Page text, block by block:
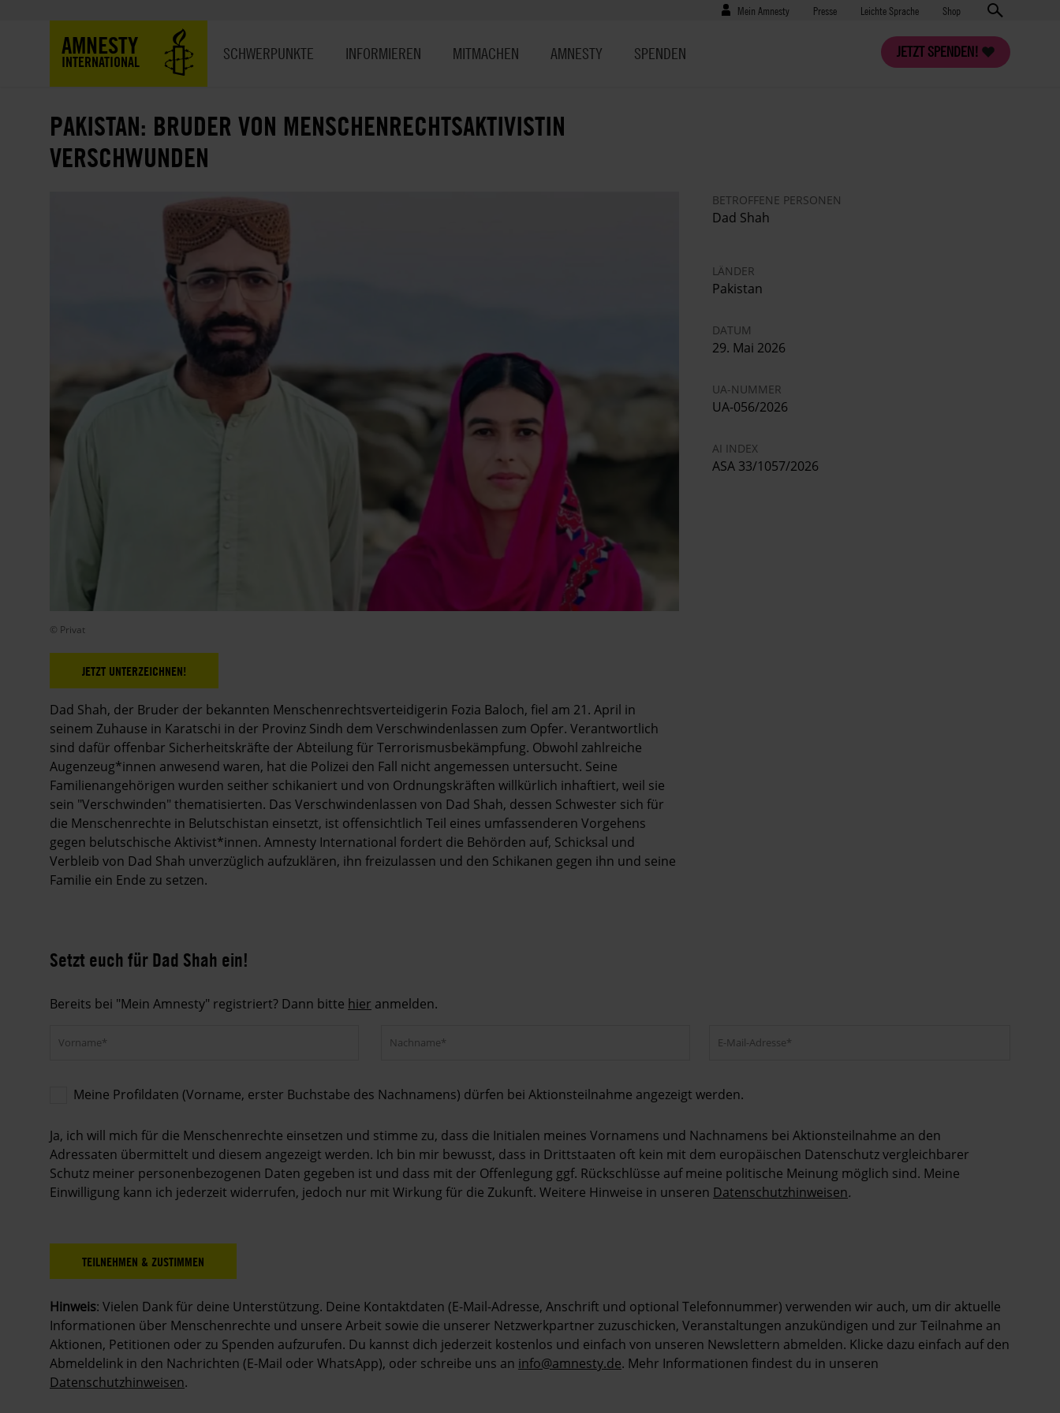
Benutzermenü
Mein Amnesty Presse
Presse Leichte Sprache Shop
AMNESTY
INTERNATIONAL
JETZT SPENDEN!
SCHWERPUNKTE INFORMIEREN MITMACHEN AMNESTY SPENDEN
PAKISTAN: BRUDER VON MENSCHENRECHTSAKTIVISTIN
VERSCHWUNDEN
© Privat
JETZT UNTERZEICHNEN!
Dad Shah, der Bruder der bekannten Menschenrechtsverteidigerin Fozia Baloch, fiel am 21. April in
seinem Zuhause in Karatschi in der Provinz Sindh dem Verschwindenlassen zum Opfer. Verantwortlich
sind dafür offenbar Sicherheitskräfte der Abteilung für Terrorismusbekämpfung. Obwohl zahlreiche
Augenzeug*innen anwesend waren, hat die Polizei den Fall nicht angemessen untersucht. Seine
Familienangehörigen wurden seither schikaniert und von Ordnungskräften willkürlich inhaftiert, weil sie
sein "Verschwinden" thematisierten. Das Verschwindenlassen von Dad Shah, dessen Schwester sich für
die Menschenrechte in Belutschistan einsetzt, ist offensichtlich Teil eines umfassenderen Vorgehens
gegen belutschische Aktivist*innen. Amnesty International fordert die Behörden auf, Schicksal und
Verbleib von Dad Shah unverzüglich aufzuklären, ihn freizulassen und den Schikanen gegen ihn und seine
Familie ein Ende zu setzen.
BETROFFENE PERSONEN
Dad Shah
LÄNDER
Pakistan
DATUM
29. Mai 2026
UA-NUMMER
UA-056/2026
AI INDEX
ASA 33/1057/2026
Setzt euch für Dad Shah ein!
Bereits bei "Mein Amnesty" registriert? Dann bitte hier anmelden.
Meine Profildaten (Vorname, erster Buchstabe des Nachnamens) dürfen bei Aktionsteilnahme angezeigt werden.
Profildaten
(Vorname,
erster
Buchstabe
des
bei
Aktionsteilnahme
Ja, ich will mich für die Menschenrechte einsetzen und stimme zu, dass die Initialen meines Vornamens und Nachnamens bei Aktionsteilnahme an den
Adressaten übermittelt und diesem angezeigt werden. Ich bin mir bewusst, dass in Drittstaaten oft kein mit dem europäischen Datenschutz vergleichbarer
Schutz meiner personenbezogenen Daten gegeben ist und dass mit der Offenlegung ggf. Rückschlüsse auf meine politische Meinung möglich sind. Meine
Einwilligung kann ich jederzeit widerrufen, jedoch nur mit Wirkung für die Zukunft. Weitere Hinweise in unseren Datenschutzhinweisen.
Hinweis: Vielen Dank für deine Unterstützung. Deine Kontaktdaten (E-Mail-Adresse, Anschrift und optional Telefonnummer) verwenden wir auch, um dir aktuelle
Informationen über Menschenrechte und unsere Arbeit sowie die unserer Netzwerkpartner zuzuschicken, Veranstaltungen anzukündigen und zur Teilnahme an
Aktionen, Petitionen oder zu Spenden aufzurufen. Du kannst dich jederzeit kostenlos und einfach von unseren Newslettern abmelden. Klicke dazu einfach auf den
Abmeldelink in den Nachrichten (E-Mail oder WhatsApp), oder schreibe uns an info@amnesty.de. Mehr Informationen findest du in unseren
Datenschutzhinweisen.